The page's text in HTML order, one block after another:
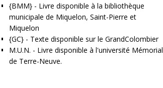
{BMM}- Livre disponible à la bibliothèque
municipale de Miquelon, Saint-Pierre et
Miquelon
{GC}- Texte disponible sur le GrandColombier
M.U.N. - Livre disponible à l'université Mémorial
de Terre-Neuve.